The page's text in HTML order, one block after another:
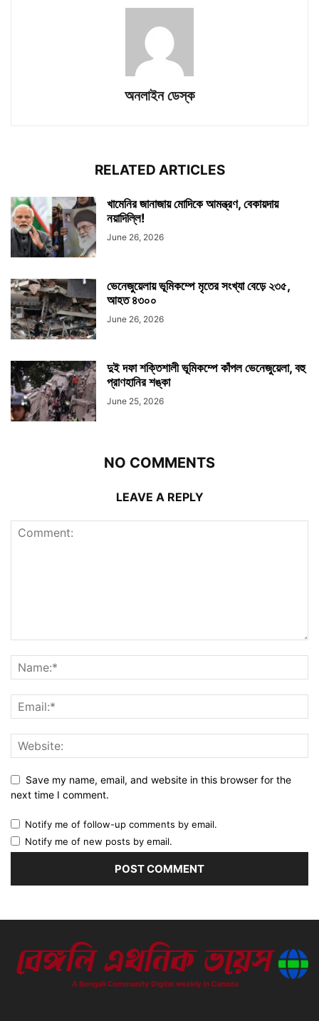
অনলাইন ডেস্ক
RELATED ARTICLES
খামেনির জানাজায় মোদিকে আমন্ত্রণ, বেকায়দায়
নয়াদিল্লি!
June 26, 2026
ভেনেজুয়েলায় ভূমিকম্পে মৃতের সংখ্যা বেড়ে ২৩৫,
আহত ৪৩০০
June 26, 2026
দুই দফা শক্তিশালী ভূমিকম্পে কাঁপল ভেনেজুয়েলা, বহু
প্রাণহানির শঙ্কা
June 25, 2026
NO COMMENTS
LEAVE A REPLY
Save my name, email, and website in this browser for the
next time I comment.
Notify me of follow-up comments by email.
Notify me of new posts by email.